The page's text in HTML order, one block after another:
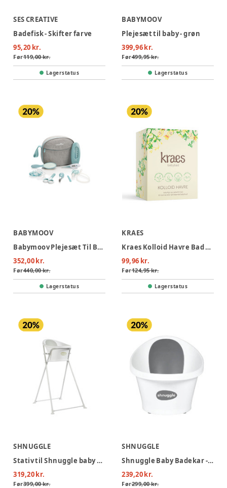
SES CREATIVE
Badefisk - Skifter farve
95,20 kr.
Før119,00 kr.
Lagerstatus
BABYMOOV
Plejesæt til baby - grøn
399,96 kr.
Før499,95 kr.
Lagerstatus
BABYMOOV
Babymoov Plejesæt Til Baby - Green
352,00 kr.
Før440,00 kr.
Lagerstatus
KRAES
Kraes Kolloid Havre Bad 200g
99,96 kr.
Før124,95 kr.
Lagerstatus
SHNUGGLE
Stativ til Shnuggle baby badekar
319,20 kr.
Før399,00 kr.
SHNUGGLE
Shnuggle Baby Badekar - Hvid/Grå
239,20 kr.
Før299,00 kr.